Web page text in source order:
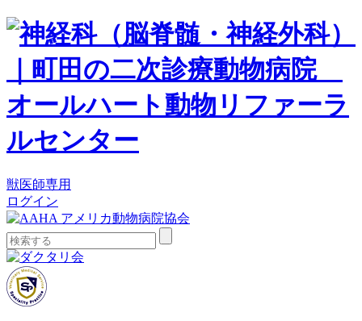
獣医師専用
ログイン
検
索: